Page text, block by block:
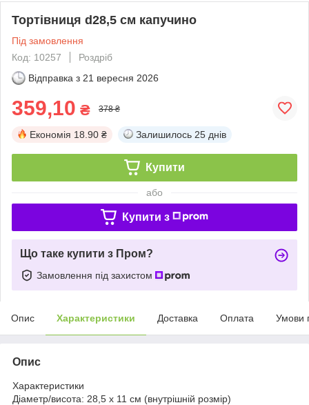
Тортівниця d28,5 см капучино
Під замовлення
Код: 10257
Роздріб
Відправка з 21 вересня 2026
359,10 ₴ 378 ₴
Економія 18.90 ₴ Залишилось 25 днів
Купити
або
Купити з
Що таке купити з Пром?
Замовлення під захистом
Опис Характеристики Доставка Оплата Умови
Опис
Характеристики
Діаметр/висота: 28,5 x 11 см (внутрішній розмір)